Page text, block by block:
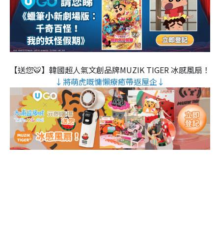
【送您🐯】韓國超人氣文創品牌MUZIK TIGER 冰感風扇！
↓將萌虎嘅慵懶療癒帶返屋企↓